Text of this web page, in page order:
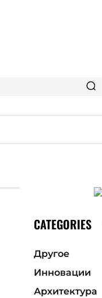
CATEGORIES
Другое
Инновации
Архитектура